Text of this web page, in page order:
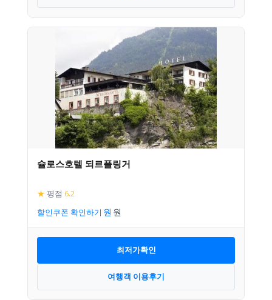
슐로스호텔 되르플링거
★ 평점 6.2
할인쿠폰 확인하기
최저가확인
여행객 이용후기